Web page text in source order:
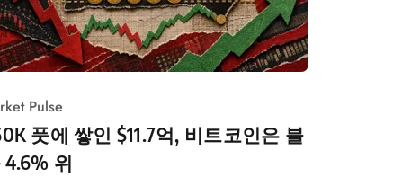
Pulse
풋에 쌓인 $11.7억, 비트코인은 불
4.6% 위